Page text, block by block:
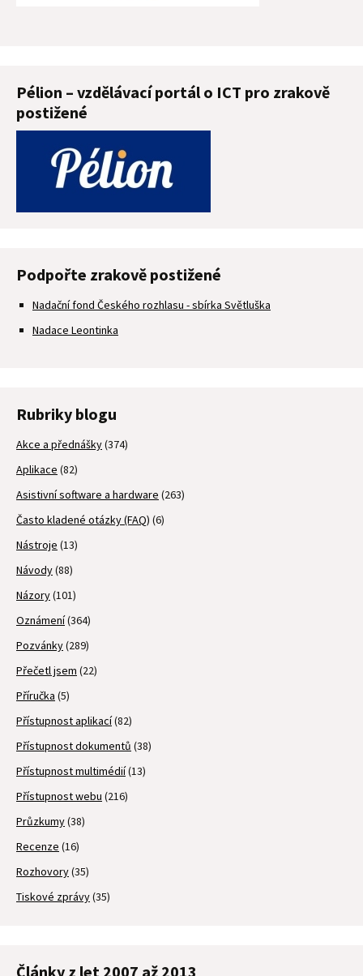
Pélion – vzdělávací portál o ICT pro zrakově
postižené
Podpořte zrakově postižené
Nadační fond Českého rozhlasu - sbírka Světluška
Nadace Leontinka
Rubriky blogu
Akce a přednášky(374)
Aplikace (82)
Asistivní software a hardware (263)
Často kladené otázky (FAQ) (6)
Nástroje (13)
Návody(88)
Názory(101)
Oznámení(364)
Pozvánky(289)
Přečetl jsem (22)
Příručka (5)
Přístupnost aplikací(82)
Přístupnost dokumentů (38)
Přístupnost multimédií(13)
Přístupnost webu (216)
Průzkumy(38)
Recenze (16)
Rozhovory(35)
Tiskové zprávy(35)
Články z let 2007 až 2013